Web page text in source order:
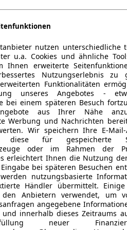
nutzen unterschiedliche
u.a. Cookies und ähnliche
Ihnen erweiterte
Nutzungserlebnis zu
Funktionalitäten
unseres Angebotes -
bei einem späteren Besuch
aus Ihrer Nähe
Werbung und Nachrichten
Wir speichern Ihre E-Mail-
für gespeicherte
oder im Rahmen der
erleichtert Ihnen die Nutzung
bei späteren Besuchen
nutzungsbasierte
Händler übermittelt. Einige
Anbietern verwendet, um
angegebene
innerhalb dieses Zeitraums
neuer